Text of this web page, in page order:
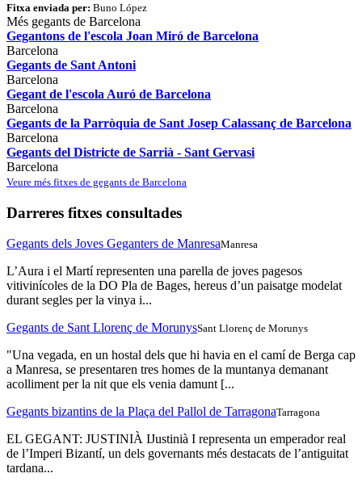
Fitxa enviada per: Buno López
Més gegants de Barcelona
Gegantons de l'escola Joan Miró de Barcelona
Barcelona
Gegants de Sant Antoni
Barcelona
Gegant de l'escola Auró de Barcelona
Barcelona
Gegants de la Parròquia de Sant Josep Calassanç de Barcelona
Barcelona
Gegants del Districte de Sarrià - Sant Gervasi
Barcelona
Veure més fitxes de gegants de Barcelona
Darreres fitxes consultades
Gegants dels Joves Geganters de ManresaManresa
L’Aura i el Martí representen una parella de joves pagesos
vitivinícoles de la DO Pla de Bages, hereus d’un paisatge modelat
durant segles per la vinya i...
Gegants de Sant Llorenç de MorunysSant Llorenç de Morunys
"Una vegada, en un hostal dels que hi havia en el camí de Berga cap
a Manresa, se presentaren tres homes de la muntanya demanant
acolliment per la nit que els venia damunt [...
Gegants bizantins de la Plaça del Pallol de TarragonaTarragona
EL GEGANT: JUSTINIÀ IJustinià I representa un emperador real
de l’Imperi Bizantí, un dels governants més destacats de l’antiguitat
tardana...